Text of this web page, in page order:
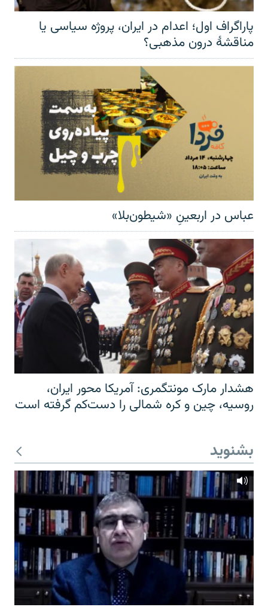
پاراگراف اول؛ اعدام در ایران، پروژه سیاسی یا
مناقشهٔ درون مذهبی؟
عباس در اربعینِ «شیطون‌بلا»
هشدار مارک مونتگمری: آمریکا محور ایران،
روسیه، چین و کره شمالی را دست‌کم گرفته است
بشنوید